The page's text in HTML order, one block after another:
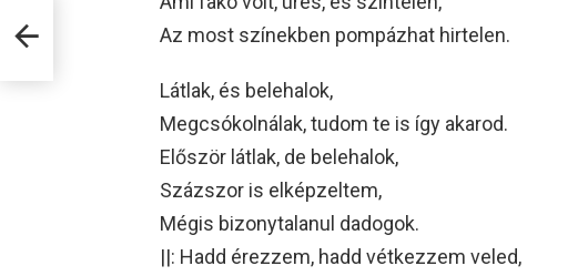
Az most színekben pompázhat hirtelen.
Látlak, és belehalok,
Megcsókolnálak, tudom te is így akarod.
Először látlak, de belehalok,
Százszor is elképzeltem,
Mégis bizonytalanul dadogok.
||: Hadd érezzem, hadd vétkezzem veled,